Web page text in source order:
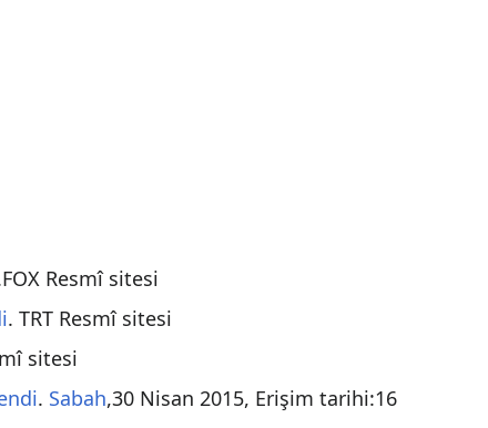
Resmî sitesi
. TRT Resmî sitesi
sitesi
. Sabah,30 Nisan 2015, Erişim tarihi:16